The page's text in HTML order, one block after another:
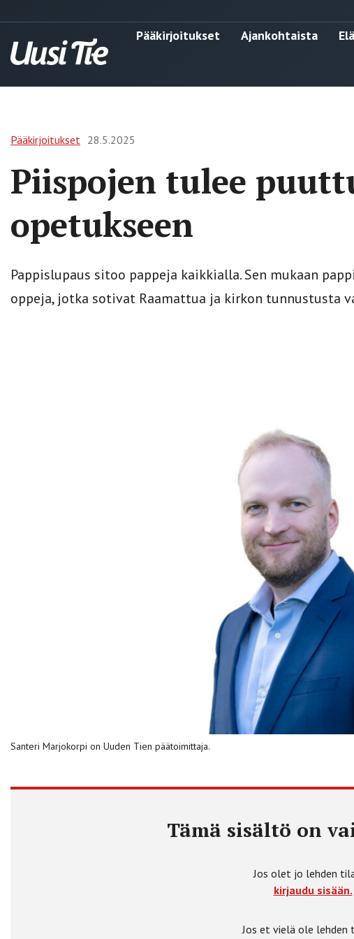
Pääkirjoitukset Ajankohtaista
Pääkirjoitukset 28.5.2025
Piispojen tulee
opetukseen
Pappislupaus sitoo pappeja kaikkialla. Sen mukaan
oppeja, jotka sotivat Raamattua ja kirkon tunnustusta
Santeri Marjokorpi on Uuden Tien päätoimittaja.
Tämä sisältö on
Jos olet jo lehden
kirjaudu sisään.
Jos et vielä ole lehden